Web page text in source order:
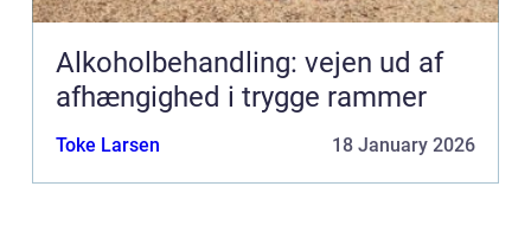
Alkoholbehandling: vejen ud af
afhængighed i trygge rammer
Toke Larsen 18 January 2026